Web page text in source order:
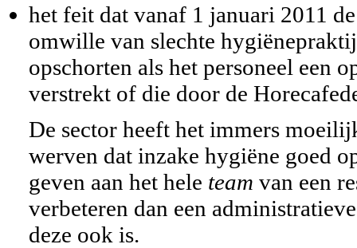
het feit dat vanaf 1 januari 2011
omwille van slechte
opschorten als het personeel een
verstrekt of die door de
De sector heeft het immers
werven dat inzake hygiëne goed
geven aan het hele team van een
verbeteren dan een
deze ook is.